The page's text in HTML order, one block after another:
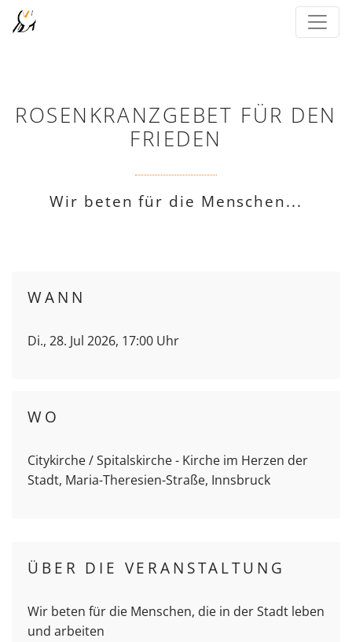
ROSENKRANZGEBET FÜR DEN
FRIEDEN
Wir beten für die Menschen...
WANN
Di., 28. Jul 2026, 17:00 Uhr
WO
Citykirche / Spitalskirche - Kirche im Herzen der
Stadt, Maria-Theresien-Straße, Innsbruck
ÜBER DIE VERANSTALTUNG
Wir beten für die Menschen, die in der Stadt leben
und arbeiten